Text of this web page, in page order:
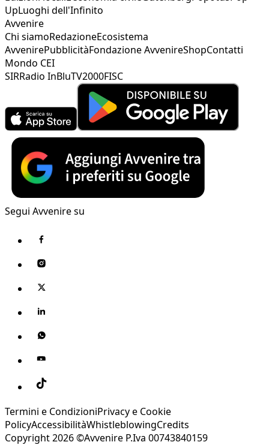
UpLuoghi dell'Infinito
Avvenire
Chi siamoRedazioneEcosistema
AvvenirePubblicitàFondazione AvvenireShopContatti
Mondo CEI
SIRRadio InBluTV2000FISC
Segui Avvenire su
Termini e CondizioniPrivacy e Cookie
PolicyAccessibilitàWhistleblowingCredits
Copyright 2026 ©Avvenire P.Iva 00743840159